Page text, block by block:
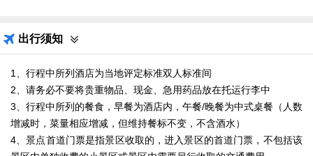
出行须知
1、行程中所列酒店为当地评定标准双人标准间
2、请务必不要将贵重物品、现金、急用药品放在托运行李中
3、行程中所列的餐食，早餐为酒店内，午餐/晚餐为中式桌餐（人数
增减时，菜量相应增减，但维持餐标不变，不含酒水）
4、景点首道门票是指景区收取的，进入景区的首道门票，不包括该